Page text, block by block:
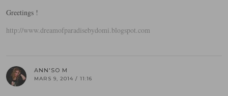
Greetings !
http://www.dreamofparadisebydomi.blogspot.com
ANN'SO M
MARS 9, 2014 / 11:16